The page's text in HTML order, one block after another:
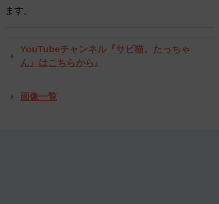
ます。
YouTubeチャンネル『サビ猫。たっちゃ
ん』はこちらから♪
画像一覧